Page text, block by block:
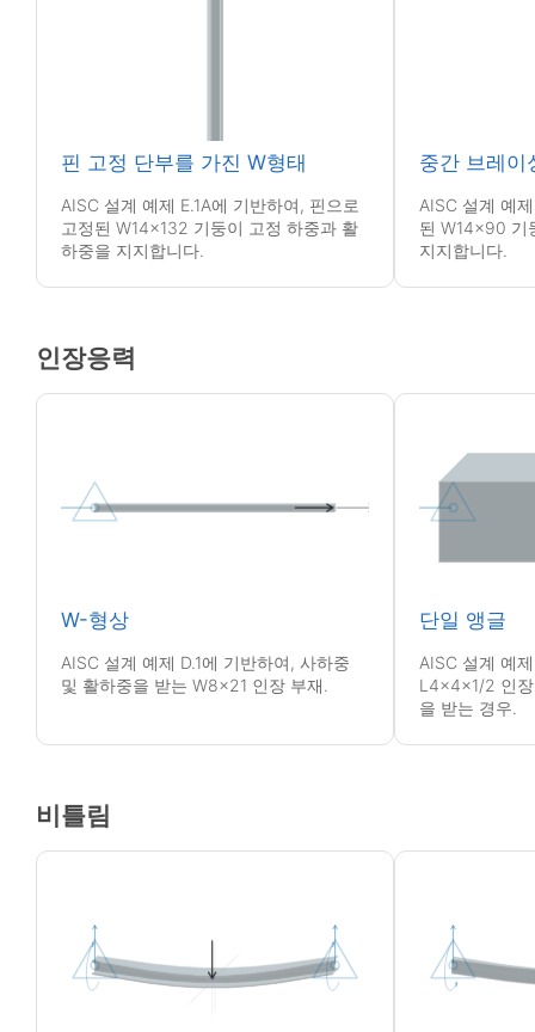
핀 고정 단부를 가진 W형태
AISC 설계 예제 E.1A에 기반하여, 핀으로
고정된 W14x132 기둥이 고정 하중과 활
하중을 지지합니다.
중간 브레이
AISC 설계 예
된 W14x90 기
지지합니다.
인장응력
W-형상
AISC 설계 예제 D.1에 기반하여, 사하중
및 활하중을 받는 W8x21 인장 부재.
단일 앵글
AISC 설계 예
L4x4x1/2 인장
을 받는 경우.
비틀림